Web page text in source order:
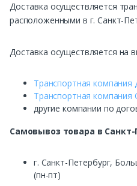
Доставка осуществляется
расположенными в г. Санкт-
Доставка осуществляется на
Транспортная компания
Транспортная компания
другие компании по
Самовывоз товара в
г. Санкт-Петербург,
(пн-пт)